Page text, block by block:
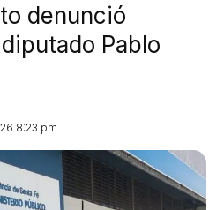
denunció
Pablo
8:23 pm